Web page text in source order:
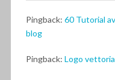
Pingback: 60 Tutorial
blog
Pingback: Logo